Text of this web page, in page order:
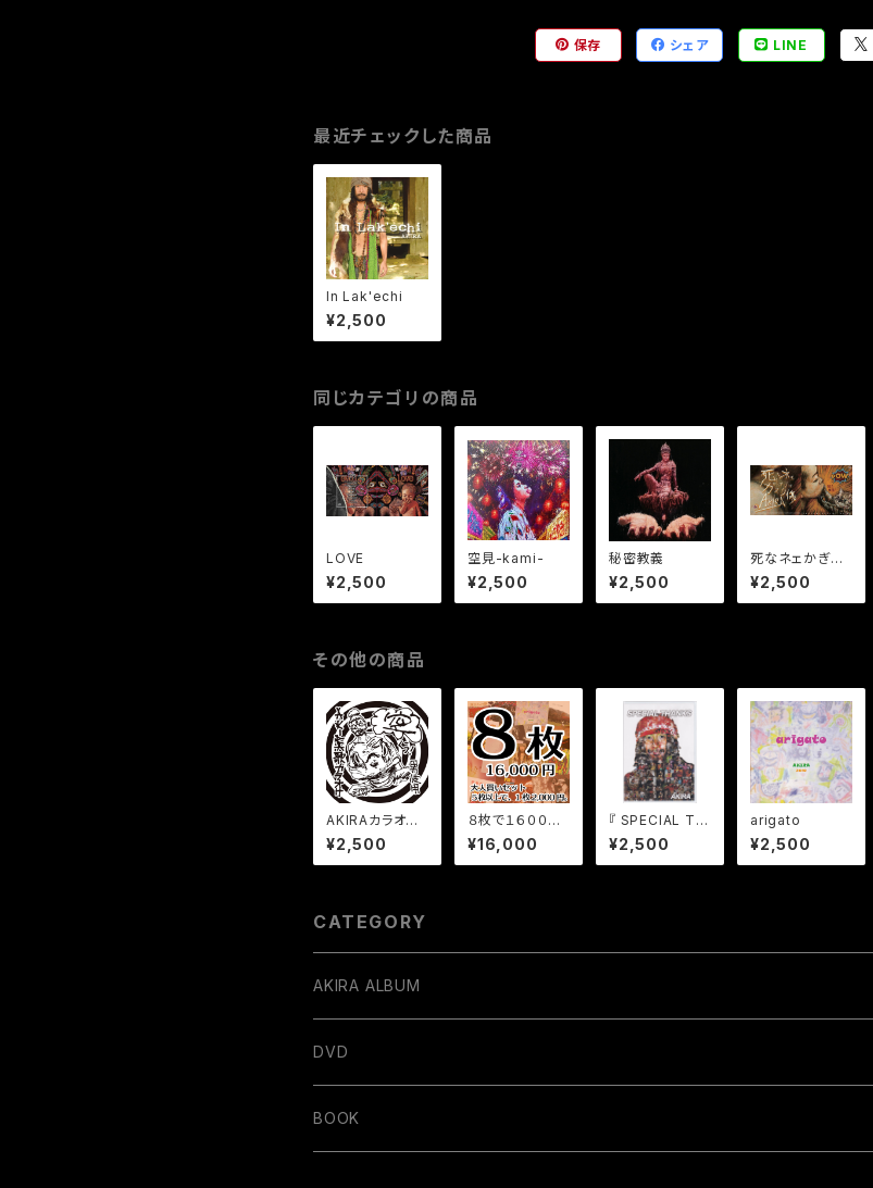
保存 シェア LINE
最近チェックした商品
In Lak'echi
¥2,500
同じカテゴリの商品
LOVE
¥2,500
空見-kami-
¥2,500
秘密教義
¥2,500
死なネェかぎり
はカスリ傷
¥2,500
その他の商品
AKIRAカラオケ
アルバム「空」男
性用
¥2,500
８枚で１６０００
円の大人買いセ
ット
¥16,000
『 SPECIAL TH
ANKS 』 AKIRA
DVD
¥2,500
arigato
¥2,500
CATEGORY
AKIRA ALBUM
デジタル販売
DVD
BOOK